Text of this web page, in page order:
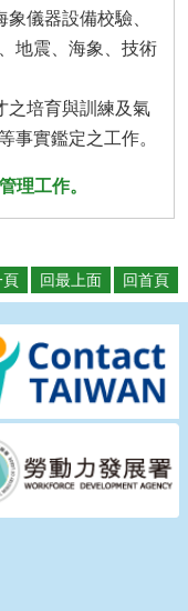
儀器設備校驗、
地震、海象、技術
之培育與訓練及氣
事實鑑定之工作。
理工作。
頁 回最上面 回首頁